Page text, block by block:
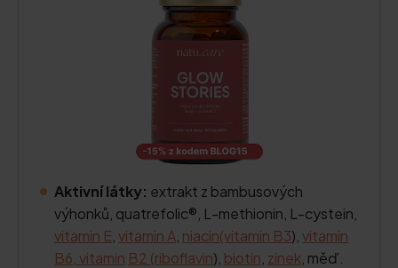
Aktivní látky: extrakt z bambusových
výhonků, quatrefolic®, L-methionin, L-cystein,
vitamin E vitamin A niacin(vitamin B3), vitamin
B6, vitamin B2 (riboflavin), biotin zinek , měď.